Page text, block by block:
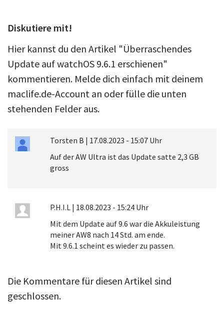
Diskutiere mit!
Hier kannst du den Artikel "Überraschendes
Update auf watchOS 9.6.1 erschienen"
kommentieren. Melde dich einfach mit deinem
maclife.de-Account an oder fülle die unten
stehenden Felder aus.
Torsten B | 17.08.2023 - 15:07 Uhr
Auf der AW Ultra ist das Update satte 2,3 GB
gross
P.H.I.L | 18.08.2023 - 15:24 Uhr
Mit dem Update auf 9.6 war die Akkuleistung
meiner AW8 nach 14 Std. am ende.
Mit 9.6.1 scheint es wieder zu passen.
Die Kommentare für diesen Artikel sind
geschlossen.